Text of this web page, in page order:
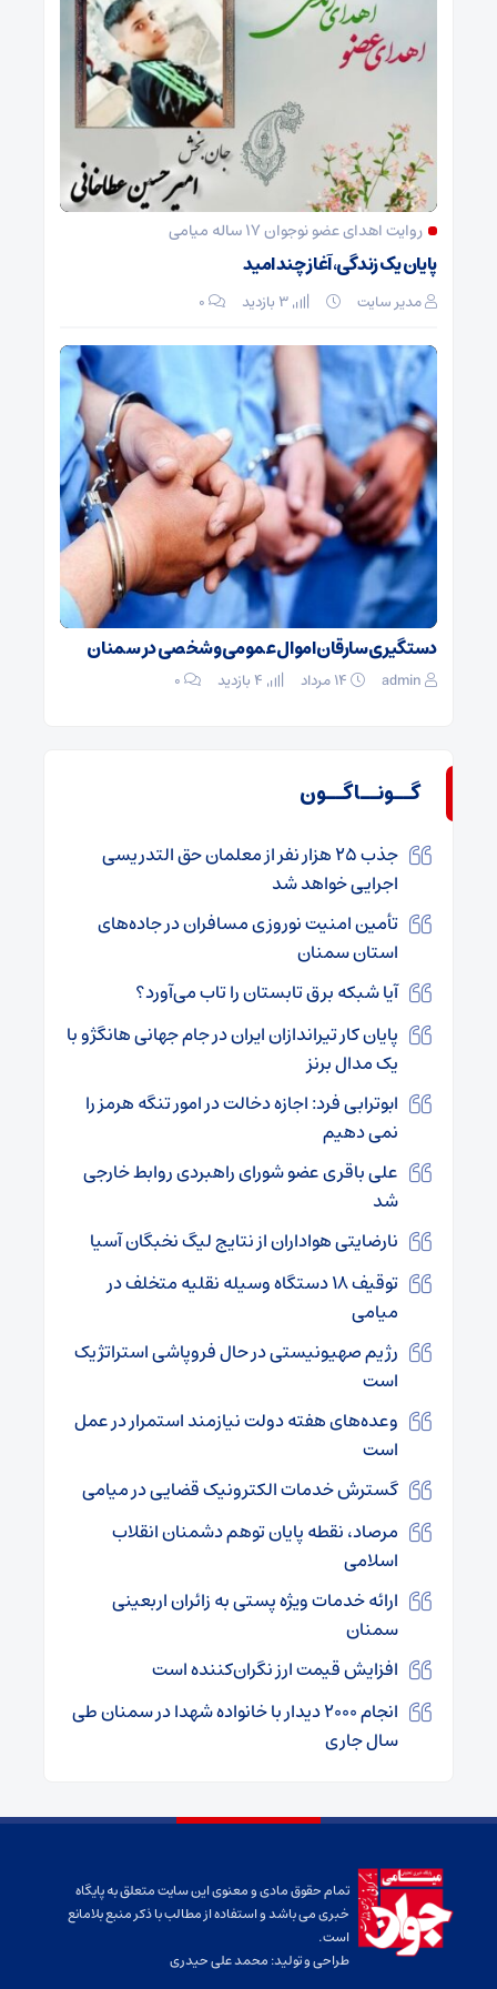
روایت اهدای عضو نوجوان ۱۷ ساله میامی
پایان یک زندگی، آغاز چند امید
مدیر سایت ۰
دستگیری سارقان اموال عمومی و شخصی در سمنان
admin ۰
گــونــاگــون
جذب ۲۵ هزار نفر از معلمان حق التدریسی
اجرایی خواهد شد
تأمین امنیت نوروزی مسافران در جاده‌های
استان سمنان
آیا شبکه برق تابستان را تاب می‌آورد؟
پایان کار تیراندازان ایران در جام جهانی هانگژو با
یک مدال برنز
ابوترابی فرد: اجازه دخالت در امور تنگه هرمز را
نمی دهیم
علی باقری عضو شورای راهبردی روابط خارجی
شد
نارضایتی هواداران از نتایج لیگ نخبگان آسیا
توقیف ۱۸ دستگاه وسیله نقلیه متخلف در
میامی
رژیم صهیونیستی در حال فروپاشی استراتژیک
است
وعده‌های هفته دولت نیازمند استمرار در عمل
است
گسترش خدمات الکترونیک قضایی در میامی
مرصاد، نقطه پایان توهم دشمنان انقلاب
اسلامی
ارائه خدمات ویژه پستی به زائران اربعینی
سمنان
افزایش قیمت ارز نگران‌کننده است
انجام ۲۰۰۰ دیدار با خانواده شهدا در سمنان طی
سال جاری
تمام حقوق مادی و معنوی این سایت متعلق به پایگاه
خبری می باشد و استفاده از مطالب با ذکر منبع بلامانع
است.
طراحی و تولید:محمد علی حیدری